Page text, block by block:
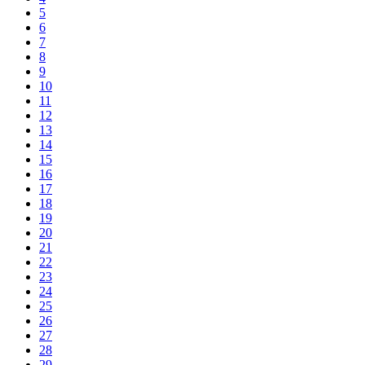
5
6
7
8
9
10
11
12
13
14
15
16
17
18
19
20
21
22
23
24
25
26
27
28